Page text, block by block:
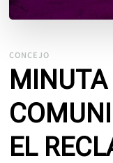
CONCEJO
MINUTA
EL